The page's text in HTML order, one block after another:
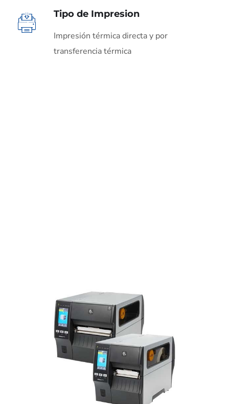
Tipo de Impresion
Impresión térmica directa y por
transferencia térmica